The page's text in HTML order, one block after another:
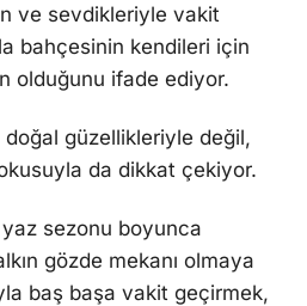
ve sevdikleriyle vakit
bahçesinin kendileri için
olduğunu ifade ediyor.
doğal güzellikleriyle değil,
da dikkat çekiyor.
yaz sezonu boyunca
gözde mekanı olmaya
baş başa vakit geçirmek,